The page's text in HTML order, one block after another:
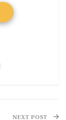
NEXT POST